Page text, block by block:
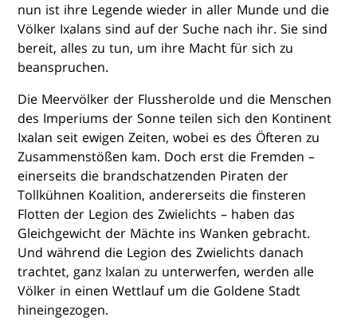
nun ist ihre Legende wieder in aller Munde und die
Völker Ixalans sind auf der Suche nach ihr. Sie sind
bereit, alles zu tun, um ihre Macht für sich zu
beanspruchen.
Die Meervölker der Flussherolde und die Menschen
des Imperiums der Sonne teilen sich den Kontinent
Ixalan seit ewigen Zeiten, wobei es des Öfteren zu
Zusammenstößen kam. Doch erst die Fremden –
einerseits die brandschatzenden Piraten der
Tollkühnen Koalition, andererseits die finsteren
Flotten der Legion des Zwielichts – haben das
Gleichgewicht der Mächte ins Wanken gebracht.
Und während die Legion des Zwielichts danach
trachtet, ganz Ixalan zu unterwerfen, werden alle
Völker in einen Wettlauf um die Goldene Stadt
hineingezogen.